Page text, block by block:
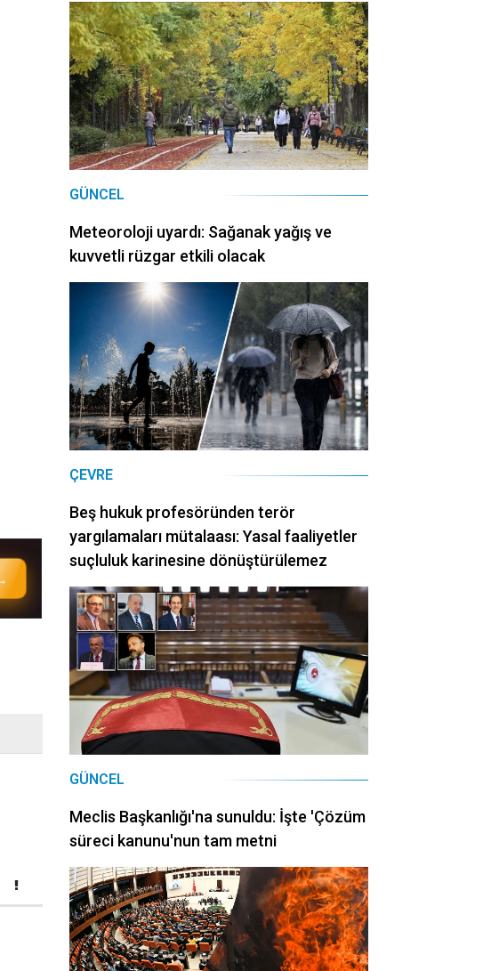
GÜNCEL
Meteoroloji uyardı: Sağanak yağış ve
kuvvetli rüzgar etkili olacak
ÇEVRE
Beş hukuk profesöründen terör
yargılamaları mütalaası: Yasal faaliyetler
suçluluk karinesine dönüştürülemez
GÜNCEL
Meclis Başkanlığı'na sunuldu: İşte 'Çözüm
süreci kanunu'nun tam metni